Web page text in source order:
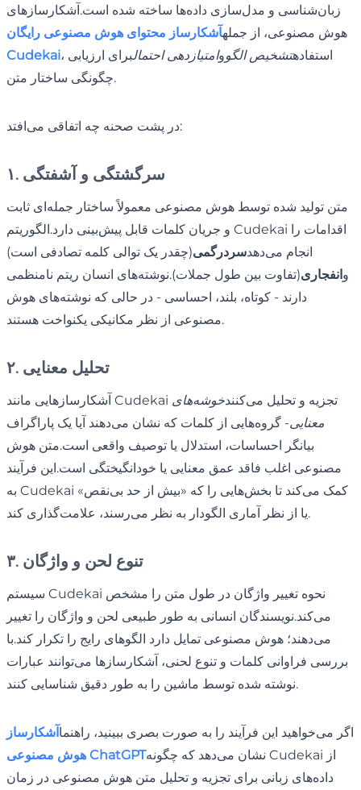
زبان‌شناسی و مدل‌سازی داده‌ها ساخته شده است.آشکارسازهای
هوش مصنوعی، از جملهآشکارساز محتوای هوش مصنوعی رایگان
Cudekai
، استفادهتشخیص الگووامتیازدهی احتمالبرای ارزیابی
چگونگی ساختار متن.
در پشت صحنه چه اتفاقی می‌افتد:
۱. سرگشتگی و آشفتگی
متن تولید شده توسط هوش مصنوعی معمولاً ساختار جمله‌ای ثابت
و جریان کلمات قابل پیش‌بینی دارد.الگوریتم Cudekai اقدامات را
انجام می‌دهدسردرگمی(چقدر یک توالی کلمه تصادفی است)
وانفجاری(تفاوت بین طول جملات).نوشته‌های انسان ریتم نامنظمی
دارند - کوتاه، بلند، احساسی - در حالی که نوشته‌های هوش
مصنوعی از نظر مکانیکی یکنواخت هستند.
۲. تحلیل معنایی
آشکارسازهایی مانند Cudekai تجزیه و تحلیل می‌کنندخوشه‌های
معنایی- گروه‌هایی از کلمات که نشان می‌دهند آیا یک پاراگراف
بیانگر احساسات، استدلال یا توصیف واقعی است.متن هوش
مصنوعی اغلب فاقد عمق معنایی یا خودانگیختگی است.این فرآیند
به Cudekai کمک می‌کند تا بخش‌هایی را که «بیش از حد بی‌نقص»
یا از نظر آماری الگودار به نظر می‌رسند، علامت‌گذاری کند.
۳. تنوع لحن و واژگان
سیستم Cudekai نحوه تغییر واژگان در طول متن را مشخص
می‌کند.نویسندگان انسانی به طور طبیعی لحن و واژگان را تغییر
می‌دهند؛ هوش مصنوعی تمایل دارد الگوهای رایج را تکرار کند.با
بررسی فراوانی کلمات و تنوع لحنی، آشکارسازها می‌توانند عبارات
نوشته شده توسط ماشین را به طور دقیق شناسایی کنند.
اگر می‌خواهید این فرآیند را به صورت بصری ببینید، راهنماآشکارساز
هوش مصنوعی ChatGPTنشان می‌دهد که چگونه Cudekai از
داده‌های زبانی برای تجزیه و تحلیل متن هوش مصنوعی در زمان